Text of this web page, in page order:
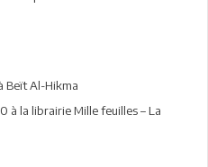
Beït Al-Hikma
à la librairie Mille feuilles – La